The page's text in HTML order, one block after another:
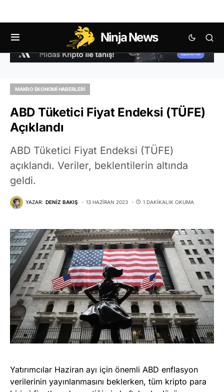
Ninja News
MAKRO EKONOMI HABERLERI
ABD Tüketici Fiyat Endeksi (TÜFE)
Açıklandı
ABD Tüketici Fiyat Endeksi (TÜFE)
açıklandı. Veriler, beklentilerin altında
geldi.
YAZAR: DENIZ BAKIŞ 13 HAZIRAN 2023 1 DAKIKALIK OKUMA
Yatırımcılar Haziran ayı için önemli ABD enflasyon
verilerinin yayınlanmasını beklerken, tüm kripto para